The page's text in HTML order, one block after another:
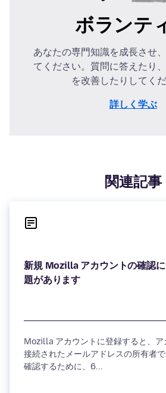
ボランテ
あなたの専門知識を成長させ
てください。質問に答えたり
を改善したりしてくだ
詳しく学ぶ
関連記事
新規 Mozilla アカウントの確認
Mozilla アカウントに登録すると、ア
接続されたメールアドレスの所有者
確認するために、6...